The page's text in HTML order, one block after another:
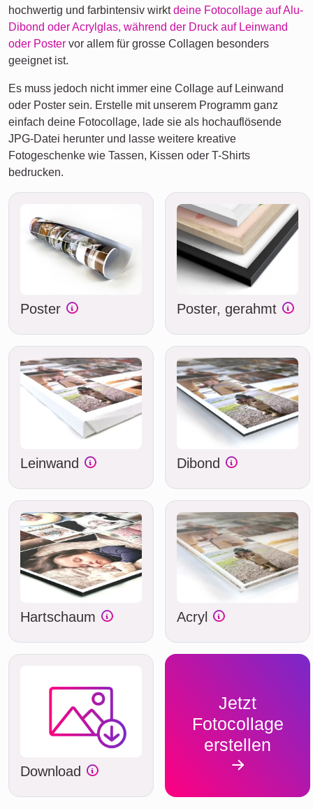
hochwertig und farbintensiv wirktdeine Fotocollage auf Alu-
Dibond oder Acrylglas, während der Druck auf Leinwand
oder Poster vor allem für grosse Collagen besonders
geeignet ist.
Es muss jedoch nicht immer eine Collage auf Leinwand
oder Poster sein. Erstelle mit unserem Programm ganz
einfach deine Fotocollage, lade sie als hochauflösende
JPG-Datei herunter und lasse weitere kreative
Fotogeschenke wie Tassen, Kissen oder T-Shirts
bedrucken.
Poster Poster, gerahmt
Leinwand Dibond
Hartschaum Acryl
Download
Jetzt
Fotocollage
erstellen